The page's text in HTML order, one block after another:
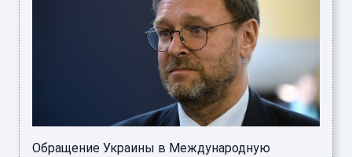
Обращение Украины в Международную